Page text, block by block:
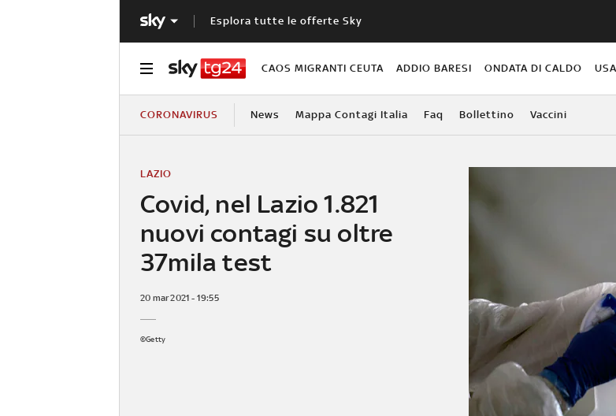
Esplora tutte le offerte Sky
CAOS MIGRANTI CEUTA ADDIO BARESI ONDATA DI CALDO
CORONAVIRUS News Mappa Contagi Italia Faq Bollettino Vaccini
Covid, nel Lazio 1.821
nuovi contagi su oltre
37mila test
LAZIO
20 mar 2021 - 19:55
©Getty